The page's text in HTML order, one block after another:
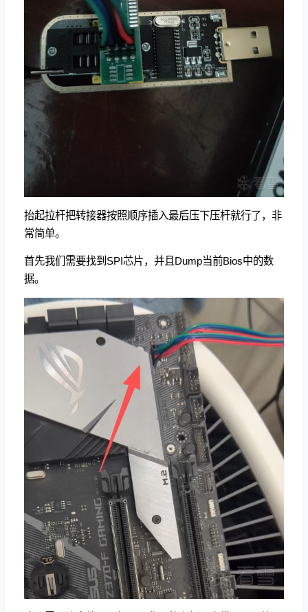
抬起拉杆把转接器按照顺序插入最后压下压杆就行了，非
常简单。
首先我们需要找到SPI芯片，并且Dump当前Bios中的数
据。